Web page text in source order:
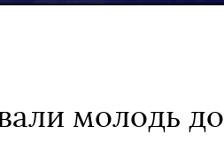
молодь до